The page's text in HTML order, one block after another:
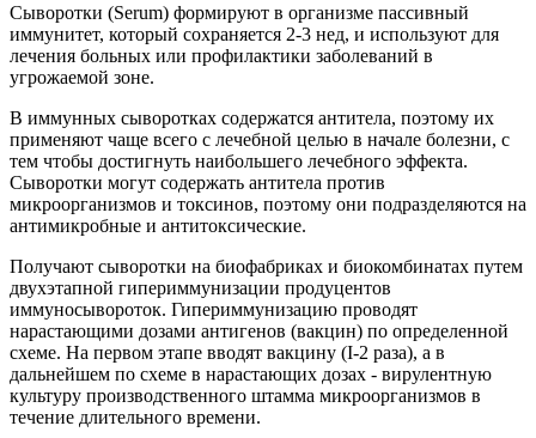
Сыворотки (Serum) формируют в организме пассивный
иммунитет, который сохраняется 2-3 нед, и используют для
лечения больных или профилактики заболеваний в
угрожаемой зоне.
В иммунных сыворотках содержатся антитела, поэтому их
применяют чаще всего с лечебной целью в начале болезни, с
тем чтобы достигнуть наибольшего лечебного эффекта.
Сыворотки могут содержать антитела против
микроорганизмов и токсинов, поэтому они подразделяются на
антимикробные и антитоксические.
Получают сыворотки на биофабриках и биокомбинатах путем
двухэтапной гипериммунизации продуцентов
иммуносывороток. Гипериммунизацию проводят
нарастающими дозами антигенов (вакцин) по определенной
схеме. На первом этапе вводят вакцину (I-2 раза), а в
дальнейшем по схеме в нарастающих дозах - вирулентную
культуру производственного штамма микроорганизмов в
течение длительного времени.